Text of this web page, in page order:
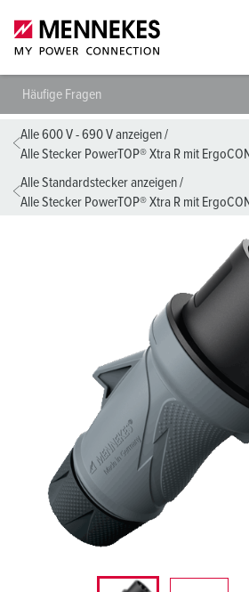
Häufige Fragen
Alle 600 V - 690 V anzeigen/
Alle Stecker PowerTOP® Xtra R mit
Alle Standardstecker anzeigen/
Alle Stecker PowerTOP® Xtra R mit